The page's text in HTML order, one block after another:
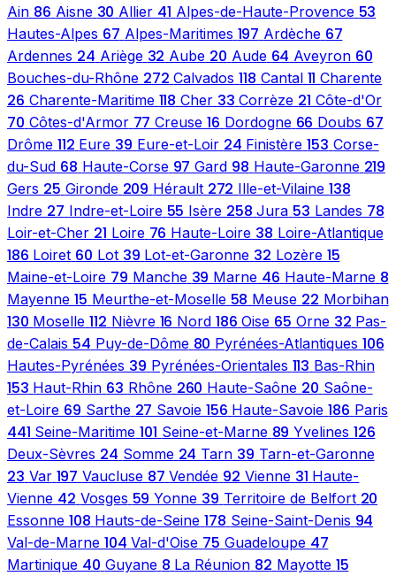
Ain 86 Aisne 30 Allier 41 Alpes-de-Haute-Provence 53
Hautes-Alpes 67 Alpes-Maritimes 197 Ardèche 67
Ardennes 24 Ariège 32 Aube 20 Aude 64 Aveyron 60
Bouches-du-Rhône 272 Calvados 118 Cantal 11 Charente
26 Charente-Maritime 118 Cher 33 Corrèze 21 Côte-d'Or
70 Côtes-d'Armor 77 Creuse 16 Dordogne 66 Doubs 67
Drôme 112 Eure 39 Eure-et-Loir 24 Finistère 153 Corse-
du-Sud 68 Haute-Corse 97 Gard 98 Haute-Garonne 219
Gers 25 Gironde 209 Hérault 272 Ille-et-Vilaine 138
Indre 27 Indre-et-Loire 55 Isère 258 Jura 53 Landes 78
Loir-et-Cher 21 Loire 76 Haute-Loire 38 Loire-Atlantique
186 Loiret 60 Lot 39 Lot-et-Garonne 32 Lozère 15
Maine-et-Loire 79 Manche 39 Marne 46 Haute-Marne 8
Mayenne 15 Meurthe-et-Moselle 58 Meuse 22 Morbihan
130 Moselle 112 Nièvre 16 Nord 186 Oise 65 Orne 32 Pas-
de-Calais 54 Puy-de-Dôme 80 Pyrénées-Atlantiques 106
Hautes-Pyrénées 39 Pyrénées-Orientales 113 Bas-Rhin
153 Haut-Rhin 63 Rhône 260 Haute-Saône 20 Saône-
et-Loire 69 Sarthe 27 Savoie 156 Haute-Savoie 186 Paris
441 Seine-Maritime 101 Seine-et-Marne 89 Yvelines 126
Deux-Sèvres 24 Somme 24 Tarn 39 Tarn-et-Garonne
23 Var 197 Vaucluse 87 Vendée 92 Vienne 31 Haute-
Vienne 42 Vosges 59 Yonne 39 Territoire de Belfort 20
Essonne 108 Hauts-de-Seine 178 Seine-Saint-Denis 94
Val-de-Marne 104 Val-d'Oise 75 Guadeloupe 47
Martinique 40 Guyane 8 La Réunion 82 Mayotte 15